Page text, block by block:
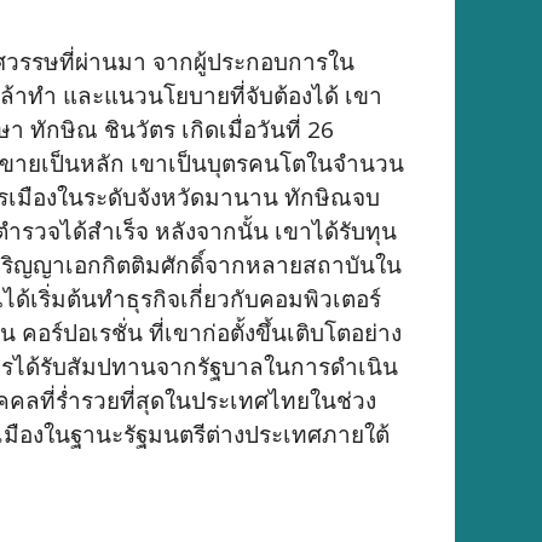
รรษที่ผ่านมา จากผู้ประกอบการใน
ทำ และแนวนโยบายที่จับต้องได้ เขา
ทักษิณ ชินวัตร เกิดเมื่อวันที่ 26
ายเป็นหลัก เขาเป็นบุตรคนโตในจำนวน
มืองในระดับจังหวัดมานาน ทักษิณจบ
รวจได้สำเร็จ หลังจากนั้น เขาได้รับทุน
ญญาเอกกิตติมศักดิ์จากหลายสถาบันใน
เริ่มต้นทำธุรกิจเกี่ยวกับคอมพิวเตอร์
อร์ปอเรชั่น ที่เขาก่อตั้งขึ้นเติบโตอย่าง
ได้รับสัมปทานจากรัฐบาลในการดำเนิน
ลที่ร่ำรวยที่สุดในประเทศไทยในช่วง
งในฐานะรัฐมนตรีต่างประเทศภายใต้